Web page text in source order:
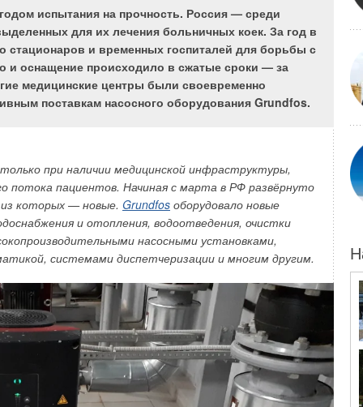
испытания на прочность. Россия — среди
для их лечения больничных коек. За год в
стационаров и временных госпиталей для борьбы с
и оснащение происходило в сжатые сроки — за
медицинские центры были своевременно
поставкам насосного оборудования Grundfos.
при наличии медицинской инфраструктуры,
потока пациентов. Начиная с марта в РФ развёрнуто
которых — новые. Grundfos оборудовало новые
и отопления, водоотведения, очистки
насосными установками,
системами диспетчеризации и многим другим.
сегмент возобновляемой энергетики.
ВИЭ широко применяются практически во всех сферах
индустрии. Хотя в этом секторе экономики есть